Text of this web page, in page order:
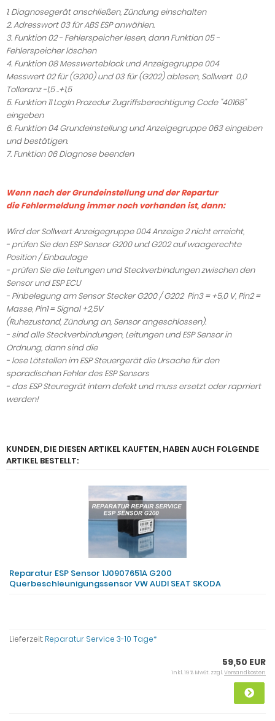
1. Diagnosegerät anschließen, Zündung einschalten
2. Adresswort 03 für ABS ESP anwählen.
3. Funktion 02 - Fehlerspeicher lesen, dann Funktion 05 -
Fehlerspeicher löschen
4. Funktion 08 Messwerteblock und Anzeigegruppe 004
Messwert 02 für (G200) und 03 für (G202) ablesen, Sollwert 0,0
Tolleranz -1,5 ..+1,5
5. Funktion 11 LogIn Prozedur Zugriffsberechtigung Code "40168"
eingeben
6. Funktion 04 Grundeinstellung und Anzeigegruppe 063 eingeben
und bestätigen.
7. Funktion 06 Diagnose beenden
Wenn nach der Grundeinstellung und der Repartur
die Fehlermeldung immer noch vorhanden ist, dann:
Wird der Sollwert Anzeigegruppe 004 Anzeige 2 nicht erreicht,
- prüfen Sie den ESP Sensor G200 und G202 auf waagerechte
Position / Einbaulage
- prüfen Sie die Leitungen und Steckverbindungen zwischen den
Sensor und ESP ECU
- Pinbelegung am Sensor Stecker G200 / G202 Pin3 = +5,0 V, Pin2 =
Masse, Pin1 = Signal +2,5V
(Ruhezustand, Zündung an, Sensor angeschlossen).
- sind alle Steckverbindungen, Leitungen und ESP Sensor in
Ordnung, dann sind die
- lose Lötstellen im ESP Steuergerät die Ursache für den
sporadischen Fehler des ESP Sensors
- das ESP Steuregrät intern defekt und muss ersetzt oder raprriert
werden!
KUNDEN, DIE DIESEN ARTIKEL KAUFTEN, HABEN AUCH FOLGENDE
ARTIKEL BESTELLT:
Reparatur ESP Sensor 1J0907651A G200
Querbeschleunigungssensor VW AUDI SEAT SKODA
Lieferzeit: Reparatur Service 3-10 Tage*
59,50 EUR
inkl. 19 % MwSt. zzgl.Versandkosten